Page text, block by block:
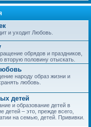
и уходит Любовь.
обрядов и праздников,
половину отыскать.
народу образ жизни и
любовь.
детей
и образование детей в
детей – это, прежде всего,
на семью, детей. Прививки.